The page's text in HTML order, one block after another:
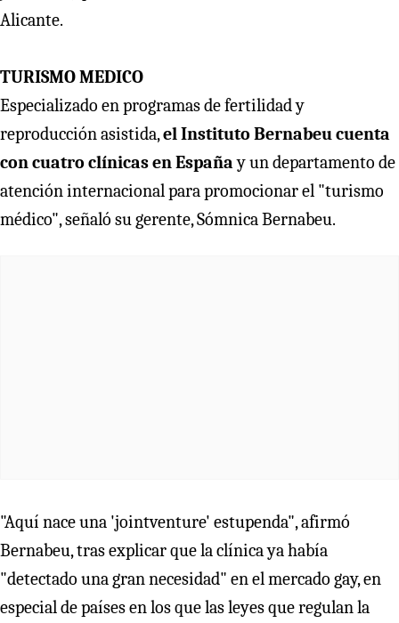
Alicante.
TURISMO MEDICO
Especializado en programas de fertilidad y
reproducción asistida,el Instituto Bernabeu cuenta
con cuatro clínicas en Españay un departamento de
atención internacional para promocionar el "turismo
médico", señaló su gerente, Sómnica Bernabeu.
"Aquí nace una 'jointventure' estupenda", afirmó
Bernabeu, tras explicar que la clínica ya había
"detectado una gran necesidad" en el mercado gay, en
especial de países en los que las leyes que regulan la